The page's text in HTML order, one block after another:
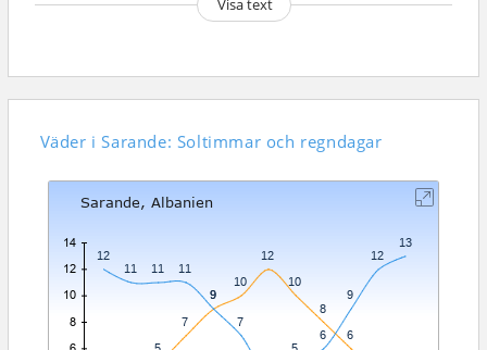
Visa text
Väder i Sarande: Soltimmar och regndagar